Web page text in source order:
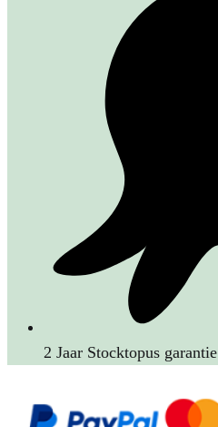
2 Jaar Stocktopus garantie